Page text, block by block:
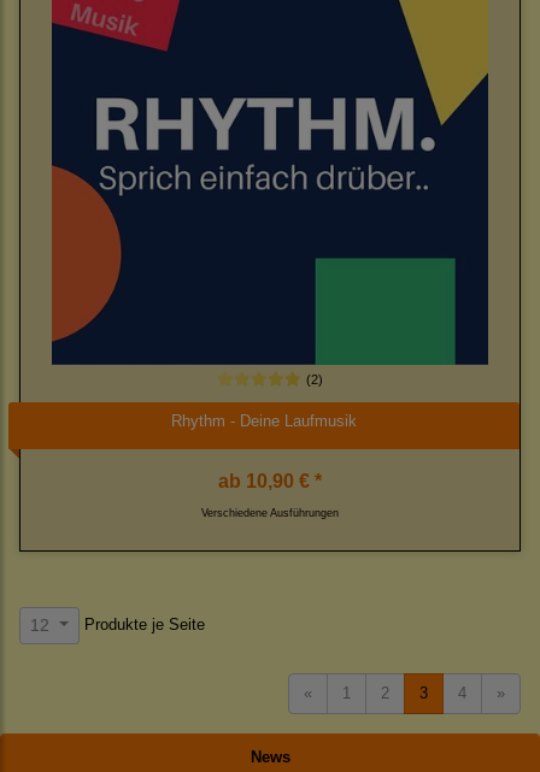
News
(2)
Rhythm - Deine Laufmusik
ab 10,90 € *
Verschiedene Ausführungen
12 Produkte je Seite
« 1 2 3 4 »